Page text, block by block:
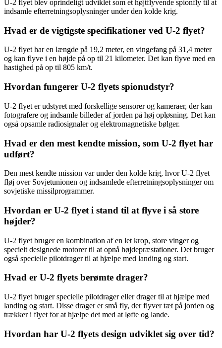
U-2 flyet blev oprindeligt udviklet som et højtflyvende spionfly til at
indsamle efterretningsoplysninger under den kolde krig.
Hvad er de vigtigste specifikationer ved U-2 flyet?
U-2 flyet har en længde på 19,2 meter, en vingefang på 31,4 meter
og kan flyve i en højde på op til 21 kilometer. Det kan flyve med en
hastighed på op til 805 km/t.
Hvordan fungerer U-2 flyets spionudstyr?
U-2 flyet er udstyret med forskellige sensorer og kameraer, der kan
fotografere og indsamle billeder af jorden på høj opløsning. Det kan
også opsamle radiosignaler og elektromagnetiske bølger.
Hvad er den mest kendte mission, som U-2 flyet har
udført?
Den mest kendte mission var under den kolde krig, hvor U-2 flyet
fløj over Sovjetunionen og indsamlede efterretningsoplysninger om
sovjetiske missilprogrammer.
Hvordan er U-2 flyet i stand til at flyve i så store
højder?
U-2 flyet bruger en kombination af en let krop, store vinger og
specielt designede motorer til at opnå højdepræstationer. Det bruger
også specielle pilotdrager til at hjælpe med landing og start.
Hvad er U-2 flyets berømte drager?
U-2 flyet bruger specielle pilotdrager eller drager til at hjælpe med
landing og start. Disse drager er små fly, der flyver tæt på jorden og
trækker i flyet for at hjælpe det med at løfte og lande.
Hvordan har U-2 flyets design udviklet sig over tid?